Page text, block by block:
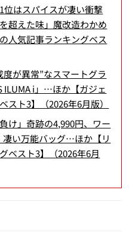
位はスパイスが凄い衝撃
超えた味」魔改造わかめ
人気記事ランキングベス
が異常”なスマートグラ
ILUMA i」…ほか【ガジェ
スト3】（2026年6月版）
け」奇跡の4,990円、ワー
凄い万能バッグ…ほか【リ
ベスト3】（2026年6月